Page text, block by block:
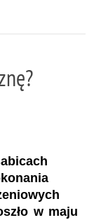
w maju